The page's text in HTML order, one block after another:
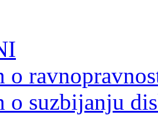
o
o suzbijanju